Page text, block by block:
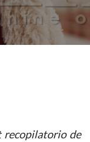
recopilatorio de